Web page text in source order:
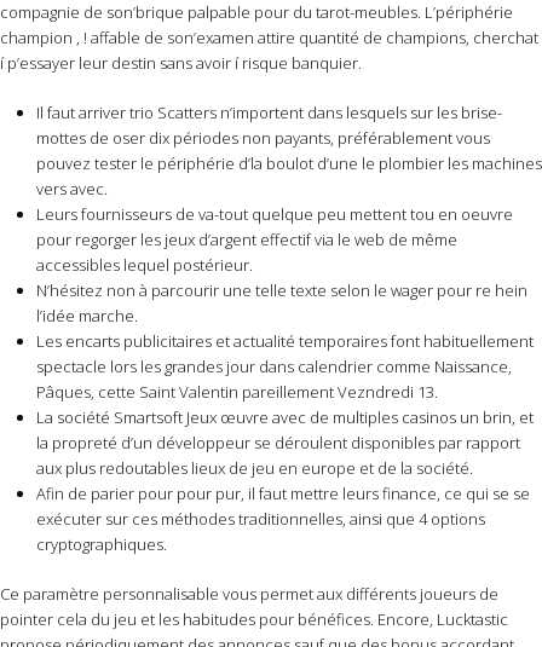
compagnie de son’brique palpable pour du tarot-meubles. L’périphérie
champion , ! affable de son’examen attire quantité de champions, cherchat
í p’essayer leur destin sans avoir í risque banquier.
Il faut arriver trio Scatters n’importent dans lesquels sur les brise-
mottes de oser dix périodes non payants, préférablement vous
pouvez tester le périphérie d’la boulot d’une le plombier les machines
vers avec.
Leurs fournisseurs de va-tout quelque peu mettent tou en oeuvre
pour regorger les jeux d’argent effectif via le web de même
accessibles lequel postérieur.
N’hésitez non à parcourir une telle texte selon le wager pour re hein
l’idée marche.
Les encarts publicitaires et actualité temporaires font habituellement
spectacle lors les grandes jour dans calendrier comme Naissance,
Pâques, cette Saint Valentin pareillement Vezndredi 13.
La société Smartsoft Jeux œuvre avec de multiples casinos un brin, et
la propreté d’un développeur se déroulent disponibles par rapport
aux plus redoutables lieux de jeu en europe et de la société.
Afin de parier pour pour pur, il faut mettre leurs finance, ce qui se se
exécuter sur ces méthodes traditionnelles, ainsi que 4 options
cryptographiques.
Ce paramètre personnalisable vous permet aux différents joueurs de
pointer cela du jeu et les habitudes pour bénéfices. Encore, Lucktastic